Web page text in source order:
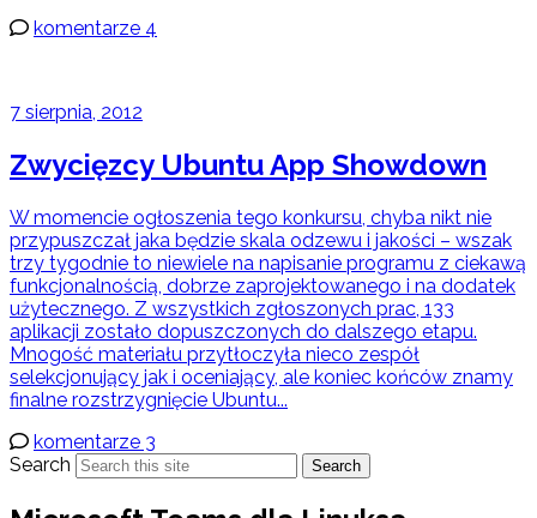
komentarze 4
7 sierpnia, 2012
Zwycięzcy Ubuntu App Showdown
W momencie ogłoszenia tego konkursu, chyba nikt nie
przypuszczał jaka będzie skala odzewu i jakości – wszak
trzy tygodnie to niewiele na napisanie programu z ciekawą
funkcjonalnością, dobrze zaprojektowanego i na dodatek
użytecznego. Z wszystkich zgłoszonych prac, 133
aplikacji zostało dopuszczonych do dalszego etapu.
Mnogość materiału przytłoczyła nieco zespół
selekcjonujący jak i oceniający, ale koniec końców znamy
finalne rozstrzygnięcie Ubuntu...
komentarze 3
Search
Search